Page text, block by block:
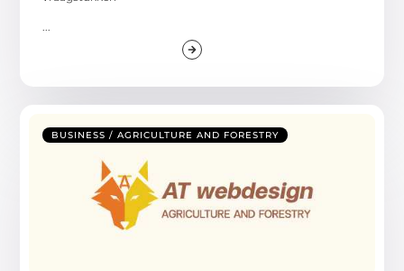
BUSINESS / AGRICULTURE AND FORESTRY